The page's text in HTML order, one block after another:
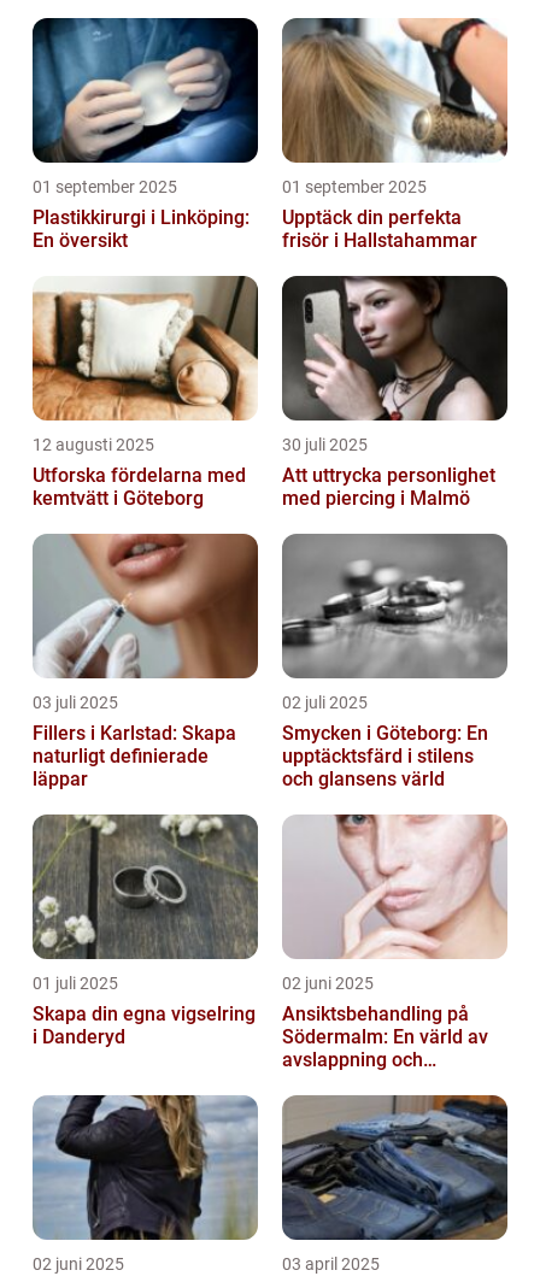
01 september 2025
Plastikkirurgi i Linköping:
En översikt
01 september 2025
Upptäck din perfekta
frisör i Hallstahammar
12 augusti 2025
Utforska fördelarna med
kemtvätt i Göteborg
30 juli 2025
Att uttrycka personlighet
med piercing i Malmö
03 juli 2025
Fillers i Karlstad: Skapa
naturligt definierade
läppar
02 juli 2025
Smycken i Göteborg: En
upptäcktsfärd i stilens
och glansens värld
01 juli 2025
Skapa din egna vigselring
i Danderyd
02 juni 2025
Ansiktsbehandling på
Södermalm: En värld av
avslappning och
02 juni 2025 03 april 2025